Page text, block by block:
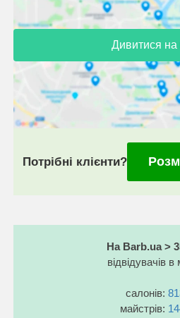
Дивитися на
Потрібні клієнти?
На Barb.ua >
відвідувачів в
салонів:
майстрів: